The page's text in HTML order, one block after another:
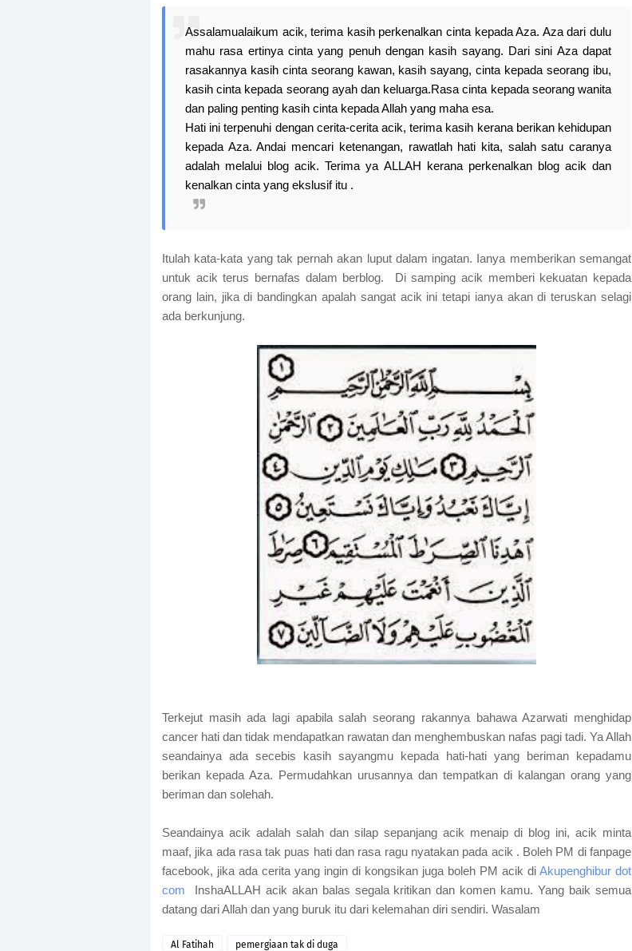
Assalamualaikum acik, terima kasih perkenalkan cinta kepada Aza. Aza dari dulu
mahu rasa ertinya cinta yang penuh dengan kasih sayang. Dari sini Aza dapat
rasakannya kasih cinta seorang kawan, kasih sayang, cinta kepada seorang ibu,
kasih cinta kepada seorang ayah dan keluarga.Rasa cinta kepada seorang wanita
dan paling penting kasih cinta kepada Allah yang maha esa.
Hati ini terpenuhi dengan cerita-cerita acik, terima kasih kerana berikan kehidupan
kepada Aza. Andai mencari ketenangan, rawatlah hati kita, salah satu caranya
adalah melalui blog acik. Terima ya ALLAH kerana perkenalkan blog acik dan
kenalkan cinta yang ekslusif itu .
Itulah kata-kata yang tak pernah akan luput dalam ingatan. Ianya memberikan semangat
untuk acik terus bernafas dalam berblog. Di samping acik memberi kekuatan kepada
orang lain, jika di bandingkan apalah sangat acik ini tetapi ianya akan di teruskan selagi
ada berkunjung.
Terkejut masih ada lagi apabila salah seorang rakannya bahawa Azarwati menghidap
cancer hati dan tidak mendapatkan rawatan dan menghembuskan nafas pagi tadi. Ya Allah
seandainya ada secebis kasih sayangmu kepada hati-hati yang beriman kepadamu
berikan kepada Aza. Permudahkan urusannya dan tempatkan di kalangan orang yang
beriman dan solehah.
Seandainya acik adalah salah dan silap sepanjang acik menaip di blog ini, acik minta
maaf, jika ada rasa tak puas hati dan rasa ragu nyatakan pada acik . Boleh PM di fanpage
facebook, jika ada cerita yang ingin di kongsikan juga boleh PM acik di Akupenghibur dot
com
InshaALLAH acik akan balas segala kritikan dan komen kamu. Yang baik semua
datang dari Allah dan yang buruk itu dari kelemahan diri sendiri. Wasalam
Al Fatihah pemergiaan tak di duga